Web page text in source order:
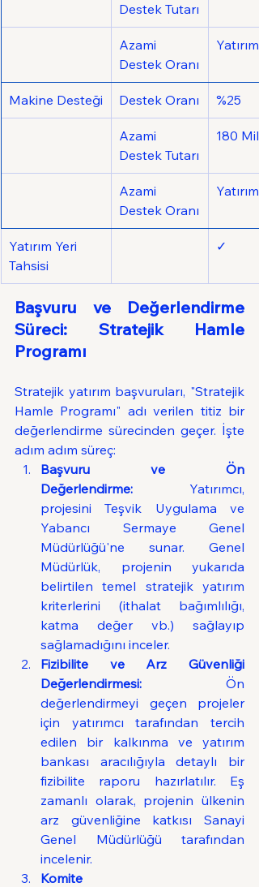
Destek Tutarı
Azami
Destek Oranı
Makine Desteği Destek Oranı %25
Azami
Destek Tutarı
180
Azami
Destek Oranı
Yatırım Yeri
Tahsisi
✓
Başvuru ve Değerlendirme
Süreci: Stratejik Hamle
Programı
Stratejik yatırım başvuruları, "Stratejik
Hamle Programı" adı verilen titiz bir
değerlendirme sürecinden geçer. İşte
adım adım süreç:
Başvuru ve Ön
Değerlendirme: Yatırımcı,
projesini Teşvik Uygulama ve
Yabancı Sermaye Genel
Müdürlüğü'ne sunar. Genel
Müdürlük, projenin yukarıda
belirtilen temel stratejik yatırım
kriterlerini (ithalat bağımlılığı,
katma değer vb.) sağlayıp
sağlamadığını inceler.
Fizibilite ve Arz Güvenliği
Değerlendirmesi: Ön
değerlendirmeyi geçen projeler
için yatırımcı tarafından tercih
edilen bir kalkınma ve yatırım
bankası aracılığıyla detaylı bir
fizibilite raporu hazırlatılır. Eş
zamanlı olarak, projenin ülkenin
arz güvenliğine katkısı Sanayi
Genel Müdürlüğü tarafından
incelenir.
Komite